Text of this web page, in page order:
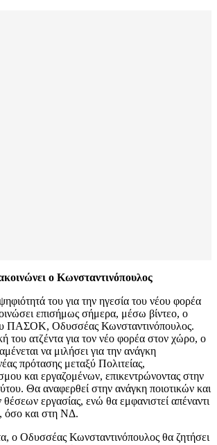
ο Κωνσταντινόπουλος
του για την ηγεσία του νέου φορέα
επισήμως σήμερα, μέσω βίντεο, ο
ΠΑΣΟΚ, Οδυσσέας Κωνσταντινόπουλος.
του ατζέντα για τον νέο φορέα στον χώρο, ο
να μιλήσει για την ανάγκη
πρότασης μεταξύ Πολιτείας,
και εργαζομένων, επικεντρώνοντας στην
Θα αναφερθεί στην ανάγκη ποιοτικών και
θέσεων εργασίας, ενώ θα εμφανιστεί απέναντι
και στη ΝΔ.
ο Οδυσσέας Κωνσταντινόπουλος θα ζητήσει